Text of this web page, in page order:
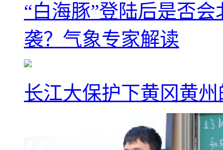
“白海豚”登陆后是否
袭？气象专家解读
长江大保护下黄冈黄